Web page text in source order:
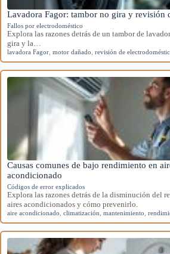
Lavadora Fagor: tambor no gira y revisión
Fallos por electrodoméstico
Explora las razones detrás de un tambor de
gira y la…
lavadora Fagor motor dañado revisión de
Causas comunes de bajo rendimiento en
acondicionado
Códigos de error explicados
Explora las razones detrás de la disminución del
aires acondicionados y cómo prevenirlo.
aire acondicionado climatización mantenimiento